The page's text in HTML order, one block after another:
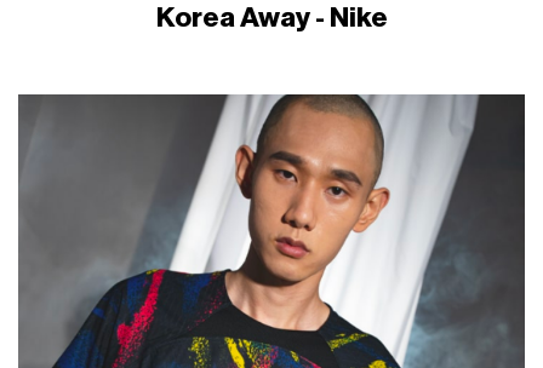
Korea Away - Nike